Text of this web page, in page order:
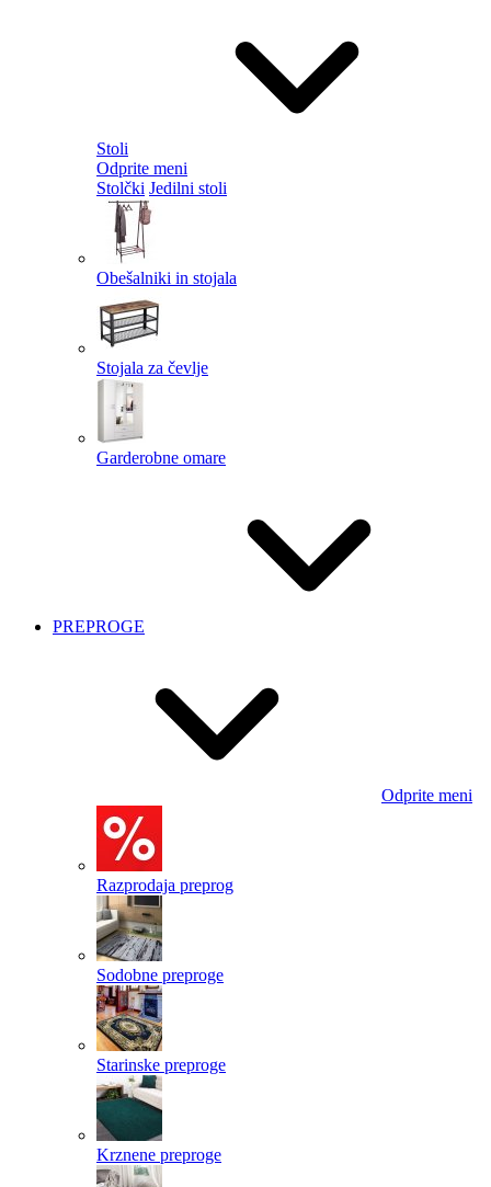
Stoli
Odprite meni
Stolčki Jedilni stoli
Obešalniki in stojala
Stojala za čevlje
Garderobne omare
PREPROGE
Odprite meni
Razprodaja preprog
Sodobne preproge
Starinske preproge
Krznene preproge